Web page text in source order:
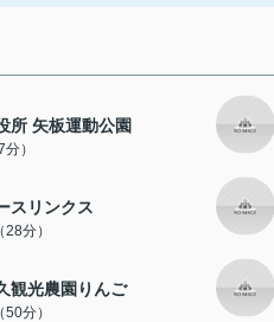
所 矢板運動公園
）
スリンクス
分）
観光農園りんご
分）